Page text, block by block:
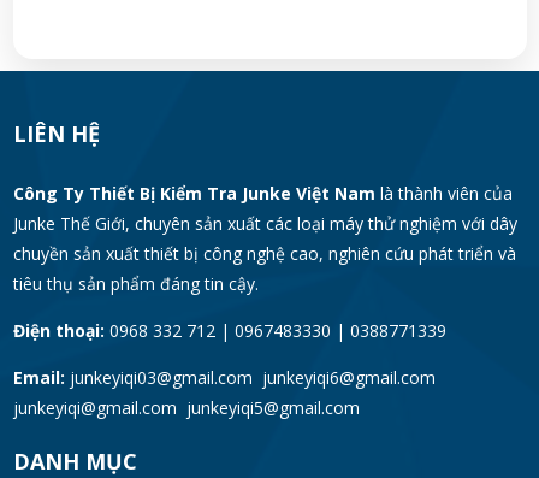
LIÊN HỆ
Công Ty Thiết Bị Kiểm Tra Junke Việt Nam là thành viên của
Junke Thế Giới, chuyên sản xuất các loại máy thử nghiệm với dây
chuyền sản xuất thiết bị công nghệ cao, nghiên cứu phát triển và
tiêu thụ sản phẩm đáng tin cậy.
Điện thoại: 0968 332 712 | 0967483330 | 0388771339
Email: junkeyiqi03@gmail.com junkeyiqi6@gmail.com
junkeyiqi@gmail.com junkeyiqi5@gmail.com
DANH MỤC